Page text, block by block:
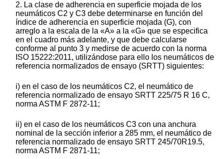
2. La clase de adherencia en superficie mojada de los
neumáticos C2 y C3 debe determinarse en función del
índice de adherencia en superficie mojada (G), con
arreglo a la escala de la «A» a la «G» que se especifica
en el cuadro más adelante, y que debe calcularse
conforme al punto 3 y medirse de acuerdo con la norma
ISO 15222:2011, utilizándose para ello los neumáticos de
referencia normalizados de ensayo (SRTT) siguientes:
i) en el caso de los neumáticos C2, el neumático de
referencia normalizado de ensayo SRTT 225/75 R 16 C,
norma ASTM F 2872-11;
ii) en el caso de los neumáticos C3 con una anchura
nominal de la sección inferior a 285 mm, el neumático de
referencia normalizado de ensayo SRTT 245/70R19.5,
norma ASTM F 2871-11;